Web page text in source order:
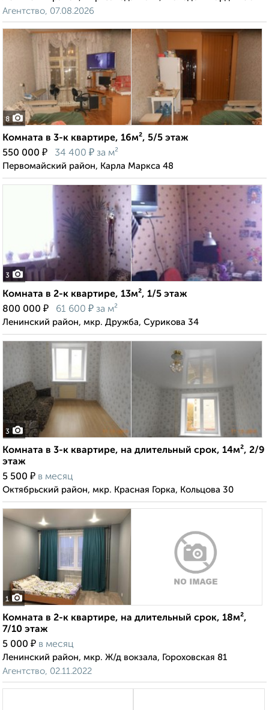
Агентство, 07.08.2026
8
Комната в 3-к квартире, 16м², 5/5 этаж
550 000 ₽ 34 400 ₽ за м²
Первомайский район, Карла Маркса 48
3
Комната в 2-к квартире, 13м², 1/5 этаж
800 000 ₽ 61 600 ₽ за м²
Ленинский район, мкр. Дружба, Сурикова 34
3
Комната в 3-к квартире, на длительный срок, 14м², 2/9
этаж
5 500 ₽ в месяц
Октябрьский район, мкр. Красная Горка, Кольцова 30
1
Комната в 2-к квартире, на длительный срок, 18м²,
7/10 этаж
5 000 ₽ в месяц
Ленинский район, мкр. Ж/д вокзала, Гороховская 81
Агентство, 02.11.2022